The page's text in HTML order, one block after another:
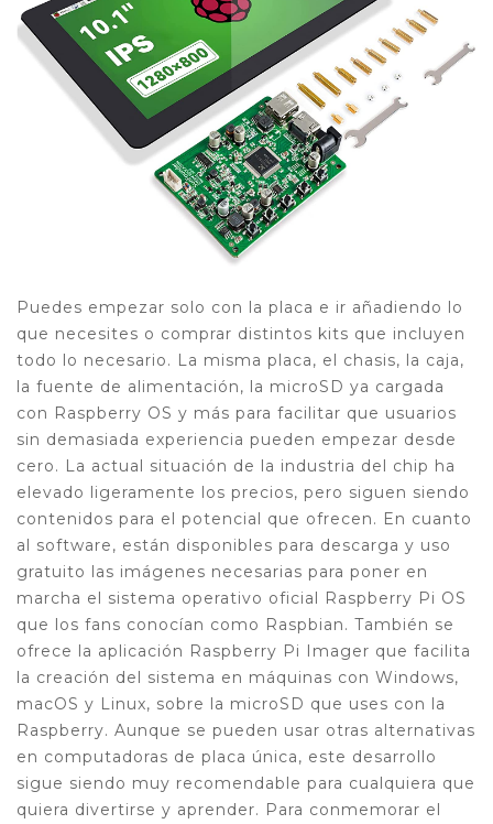
Puedes empezar solo con la placa e ir añadiendo lo
que necesites o comprar distintos kits que incluyen
todo lo necesario. La misma placa, el chasis, la caja,
la fuente de alimentación, la microSD ya cargada
con Raspberry OS y más para facilitar que usuarios
sin demasiada experiencia pueden empezar desde
cero. La actual situación de la industria del chip ha
elevado ligeramente los precios, pero siguen siendo
contenidos para el potencial que ofrecen. En cuanto
al software, están disponibles para descarga y uso
gratuito las imágenes necesarias para poner en
marcha el sistema operativo oficial Raspberry Pi OS
que los fans conocían como Raspbian. También se
ofrece la aplicación Raspberry Pi Imager que facilita
la creación del sistema en máquinas con Windows,
macOS y Linux, sobre la microSD que uses con la
Raspberry. Aunque se pueden usar otras alternativas
en computadoras de placa única, este desarrollo
sigue siendo muy recomendable para cualquiera que
quiera divertirse y aprender. Para conmemorar el